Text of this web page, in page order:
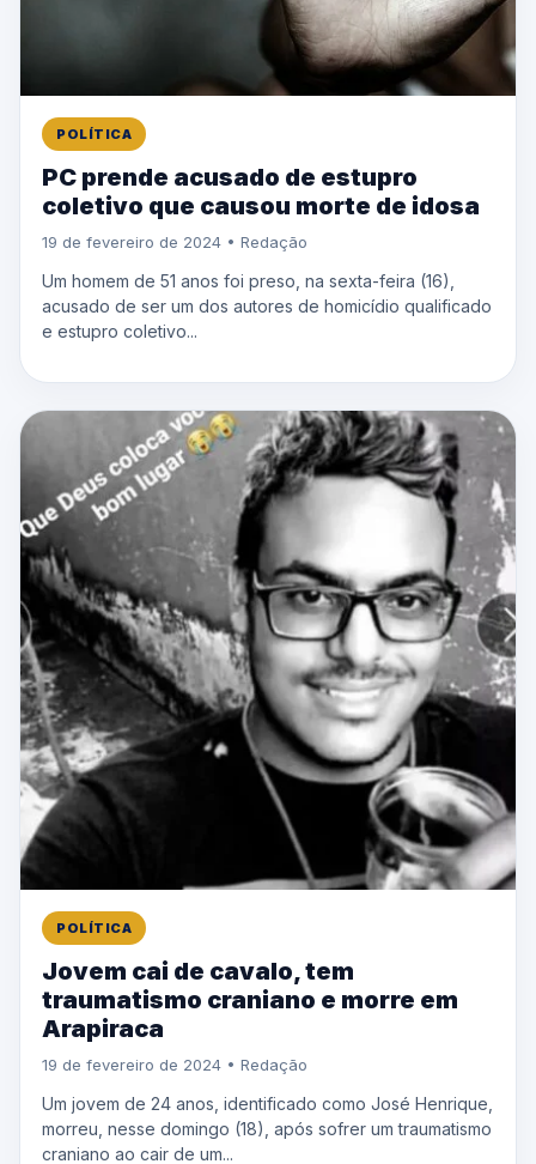
POLÍTICA
PC prende acusado de estupro
coletivo que causou morte de idosa
19 de fevereiro de 2024 • Redação
Um homem de 51 anos foi preso, na sexta-feira (16),
acusado de ser um dos autores de homicídio qualificado
e estupro coletivo...
POLÍTICA
Jovem cai de cavalo, tem
traumatismo craniano e morre em
Arapiraca
19 de fevereiro de 2024 • Redação
Um jovem de 24 anos, identificado como José Henrique,
morreu, nesse domingo (18), após sofrer um traumatismo
craniano ao cair de um...